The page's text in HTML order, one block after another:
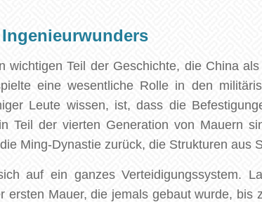
wichtigen Teil der Geschichte, die China
eine wesentliche Rolle in den
Leute wissen, ist, dass die
Teil der vierten Generation von Mauern
Ming-Dynastie zurück, die Strukturen aus
auf ein ganzes Verteidigungssystem.
ersten Mauer, die jemals gebaut wurde, bis